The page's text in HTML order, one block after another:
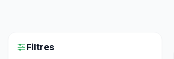
Filtres